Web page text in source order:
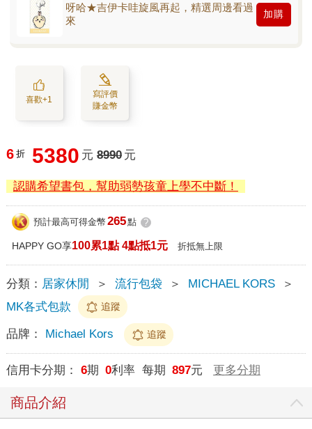
呀哈★吉伊卡哇旋風再起，精選周邊看過
來
加購
喜歡+1
寫評價
賺金幣
6 折 5380 元 8990 元
認購希望書包，幫助弱勢孩童上學不中斷！
預計最高可得金幣 265點 ?
HAPPY GO享100累1點 4點抵1元 折抵無上限
分類： 居家休閒 ＞ 流行包袋 ＞ MICHAEL KORS
＞
MK各式包款
追蹤
品牌： Michael Kors 追蹤
信用卡分期： 6期 0利率 每期 897元 更多分期
商品介紹